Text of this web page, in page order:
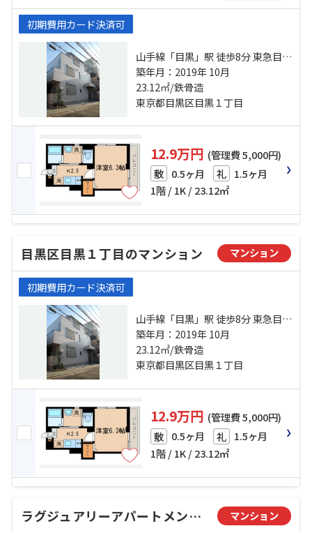
初期費用カード決済可
山手線「目黒」駅 徒歩8分 東急目黒
線「不動前」駅 徒歩18分 山手線
「恵比寿」駅 徒歩20分
築年月：2019年 10月
23.12㎡/鉄骨造
東京都目黒区目黒１丁目
12.9万円 (管理費 5,000円)
敷 0.5ヶ月 礼 1.5ヶ月
1階 / 1K / 23.12㎡
目黒区目黒１丁目のマンション マンション
初期費用カード決済可
山手線「目黒」駅 徒歩8分 東急目黒
線「不動前」駅 徒歩18分 山手線
「恵比寿」駅 徒歩20分
築年月：2019年 10月
23.12㎡/鉄骨造
東京都目黒区目黒１丁目
12.9万円 (管理費 5,000円)
敷 0.5ヶ月 礼 1.5ヶ月
1階 / 1K / 23.12㎡
ラグジュアリーアパートメント白金 マンション